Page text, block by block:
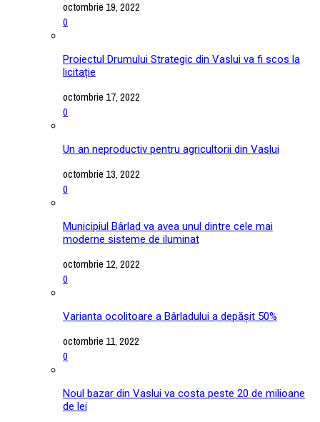
octombrie 19, 2022
0
Proiectul Drumului Strategic din Vaslui va fi scos la
licitație
octombrie 17, 2022
0
Un an neproductiv pentru agricultorii din Vaslui
octombrie 13, 2022
0
Municipiul Bârlad va avea unul dintre cele mai
moderne sisteme de iluminat
octombrie 12, 2022
0
Varianta ocolitoare a Bârladului a depășit 50%
octombrie 11, 2022
0
Noul bazar din Vaslui va costa peste 20 de milioane
de lei